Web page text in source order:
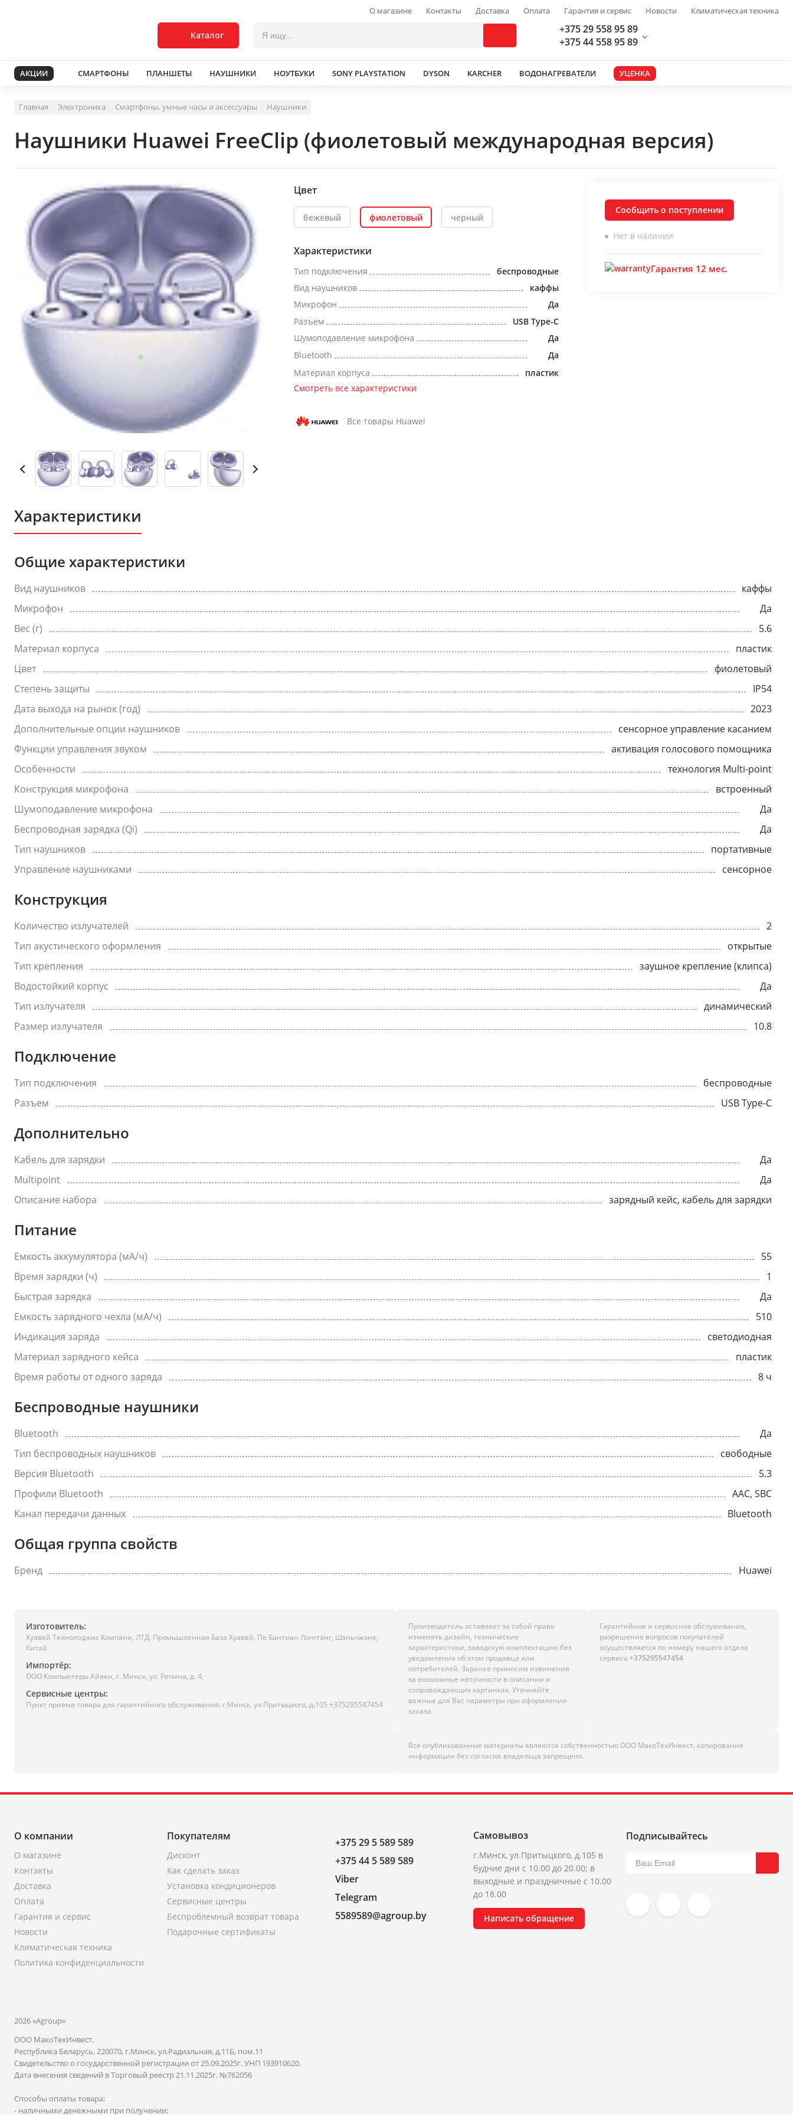
О магазине Контакты Доставка Оплата Гарантия и сервис Новости Климатическая техника
Каталог
+375 29 558 95 89
+375 44 558 95 89
АКЦИИ СМАРТФОНЫ ПЛАНШЕТЫ НАУШНИКИ НОУТБУКИ SONY PLAYSTATION DYSON KARCHER ВОДОНАГРЕВАТЕЛИ УЦЕНКА
Главная Электроника Смартфоны, умные часы и аксессуары Наушники
Наушники Huawei FreeClip (фиолетовый международная версия)
Цвет
бежевый фиолетовый черный
Характеристики
Тип подключения
беспроводные
Вид наушников
каффы
Микрофон
Да
Разъем
USB Type-C
Шумоподавление микрофона
Да
Bluetooth
Да
Материал корпуса
пластик
Смотреть все характеристики
Все товары Huawei
Сообщить о поступлении
Нет в наличии
Гарантия 12 мес.
Характеристики
Общие характеристики
Вид наушников
каффы
Микрофон
Да
Вес (г)
5.6
Материал корпуса
пластик
Цвет
фиолетовый
Степень защиты
IP54
Дата выхода на рынок (год)
2023
Дополнительные опции наушников
сенсорное управление касанием
Функции управления звуком
активация голосового помощника
Особенности
технология Multi-point
Конструкция микрофона
встроенный
Шумоподавление микрофона
Да
Беспроводная зарядка (Qi)
Да
Тип наушников
портативные
Управление наушниками
сенсорное
Конструкция
Количество излучателей
2
Тип акустического оформления
открытые
Тип крепления
заушное крепление (клипса)
Водостойкий корпус
Да
Тип излучателя
динамический
Размер излучателя
10.8
Подключение
Тип подключения
беспроводные
Разъем
USB Type-C
Дополнительно
Кабель для зарядки
Да
Multipoint
Да
Описание набора
зарядный кейс, кабель для зарядки
Питание
Емкость аккумулятора (мА/ч)
55
Время зарядки (ч)
1
Быстрая зарядка
Да
Емкость зарядного чехла (мА/ч)
510
Индикация заряда
светодиодная
Материал зарядного кейса
пластик
Время работы от одного заряда
8 ч
Беспроводные наушники
Bluetooth
Да
Тип беспроводных наушников
свободные
Версия Bluetooth
5.3
Профили Bluetooth
АAC, SBC
Канал передачи данных
Bluetooth
Общая группа свойств
Бренд Huawei
Изготовитель:
Хуавей Технолоджис Компани, ЛТД. Промышленная База Хуавей, По Бантиан Лонгганг, Шэньчжэне,
Китай
Импортёр:
ООО Компьютеры Айвен, г. Минск, ул. Репина, д. 4;
Сервисные центры:
Пункт приема товара для гарантийного обслуживания: г.Минск, ул.Притыцкого, д.105 +375295547454
Производитель оставляет за собой право
изменять дизайн, технические
характеристики, заводскую комплектацию без
уведомления об этом продавца или
потребителей. Заранее приносим извинения
за возможные неточности в описании и
сопровождающих картинках. Уточняйте
важные для Вас параметры при оформлении
заказа.
Гарантийное и сервисное обслуживание,
разрешение вопросов покупателей
осуществляется по номеру нашего отдела
сервиса +375295547454
Все опубликованные материалы являются собственностью ООО МакоТехИнвест, копирование
информации без согласия владельца запрещено.
О компании
О магазине
Контакты
Доставка
Оплата
Гарантия и сервис
Новости
Климатическая техника
Политика конфиденциальности
Покупателям
Дисконт
Как сделать заказ
Установка кондиционеров
Сервисные центры
Беспроблемный возврат товара
Подарочные сертификаты
+375 29 5 589 589
+375 44 5 589 589
Viber
Telegram
5589589@agroup.by
Самовывоз
г.Минск, ул.Притыцкого, д.105 в
будние дни с 10.00 до 20.00; в
выходные и праздничные с 10.00
до 18.00
Написать обращение
Подписывайтесь
2026 «Agroup»
ООО МакоТехИнвест,
Республика Беларусь, 220070, г.Минск, ул.Радиальная, д.11Б, пом.11
Свидетельство о государственной регистрации от 25.09.2025г. УНП 193910620.
Дата внесения сведений в Торговый реестр 21.11.2025г. №762056
Способы оплаты товара:
- наличными денежными при получении;